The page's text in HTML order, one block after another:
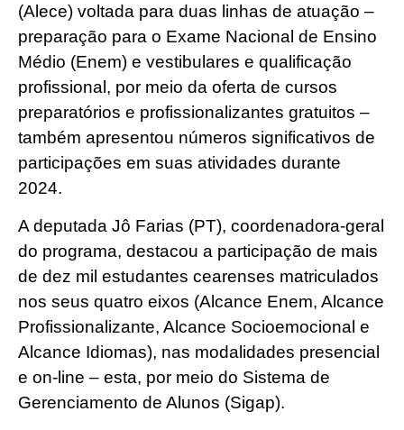
(Alece) voltada para duas linhas de atuação –
preparação para o Exame Nacional de Ensino
Médio (Enem) e vestibulares e qualificação
profissional, por meio da oferta de cursos
preparatórios e profissionalizantes gratuitos –
também apresentou números significativos de
participações em suas atividades durante
2024.
A deputada Jô Farias (PT), coordenadora-geral
do programa, destacou a participação de mais
de dez mil estudantes cearenses matriculados
nos seus quatro eixos (Alcance Enem, Alcance
Profissionalizante, Alcance Socioemocional e
Alcance Idiomas), nas modalidades presencial
e on-line – esta, por meio do Sistema de
Gerenciamento de Alunos (Sigap).